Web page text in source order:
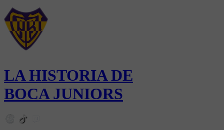
LA HISTORIA DE
BOCA JUNIORS